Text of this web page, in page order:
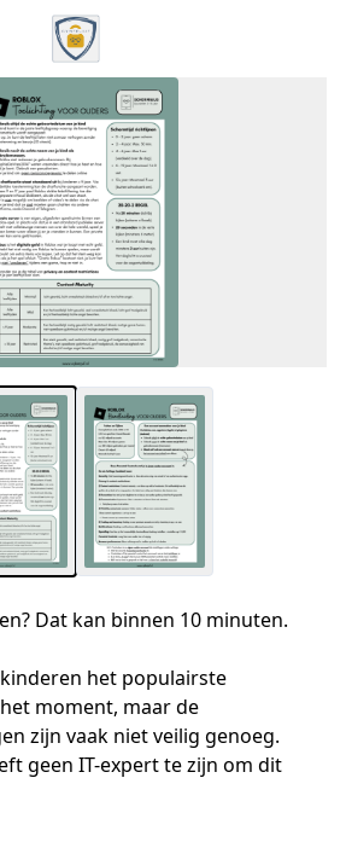
Dat kan binnen 10 minuten.
het populairste
moment, maar de
zijn vaak niet veilig genoeg.
geen IT-expert te zijn om dit